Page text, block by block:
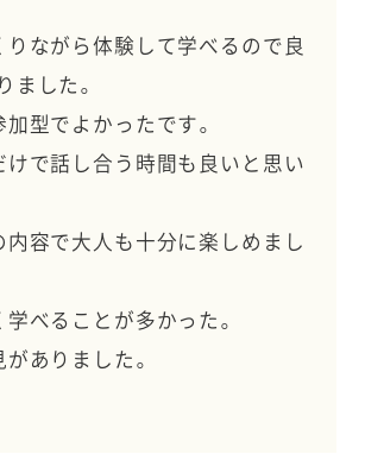
りながら体験して学べるので良
ました。
加型でよかったです。
けで話し合う時間も良いと思い
内容で大人も十分に楽しめまし
学べることが多かった。
がありました。